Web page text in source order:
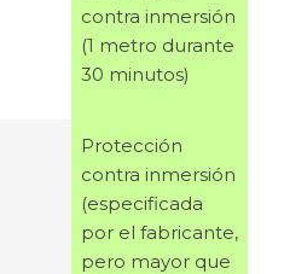
contra inmersión
(1 metro durante
30 minutos)
Protección
contra inmersión
(especificada
por el fabricante,
pero mayor que